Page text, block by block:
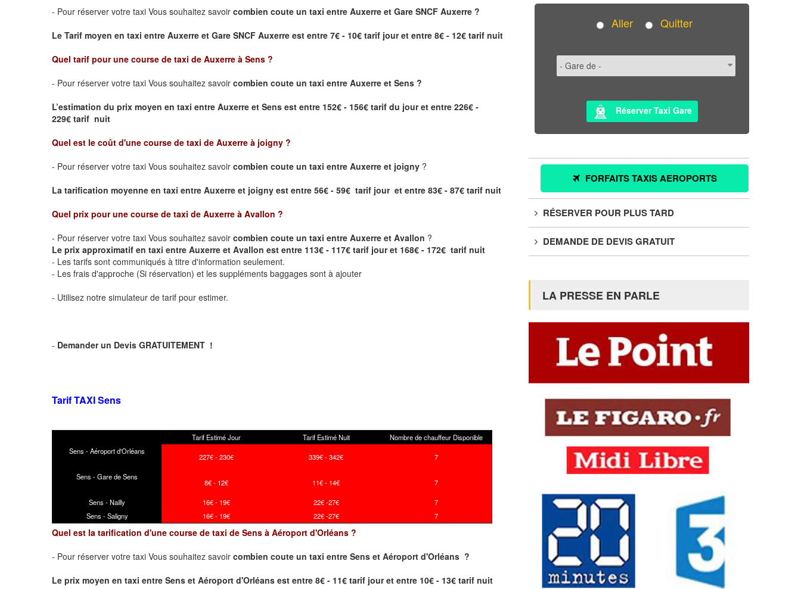
- Pour réserver votre taxi Vous souhaitez savoir combien coute un taxi entre Auxerre et Gare SNCF Auxerre ?
Le Tarif moyen en taxi entre Auxerre et Gare SNCF Auxerre est entre 7€ - 10€ tarif jour et entre 8€ - 12€ tarif nuit
Quel tarif pour une course de taxi de Auxerre à Sens ?
- Pour réserver votre taxi Vous souhaitez savoir combien coute un taxi entre Auxerre et Sens ?
L’estimation du prix moyen en taxi entre Auxerre et Sens est entre 152€ - 156€ tarif du jour et entre 226€ -
229€ tarif nuit
Quel est le coût d'une course de taxi de Auxerre à joigny ?
- Pour réserver votre taxi Vous souhaitez savoir combien coute un taxi entre Auxerre et joigny ?
La tarification moyenne en taxi entre Auxerre et joigny est entre 56€ - 59€ tarif jour et entre 83€ - 87€ tarif nuit
Quel prix pour une course de taxi de Auxerre à Avallon ?
- Pour réserver votre taxi Vous souhaitez savoir combien coute un taxi entre Auxerre et Avallon ?
Le prix approximatif en taxi entre Auxerre et Avallon est entre 113€ - 117€ tarif jour et 168€ - 172€ tarif nuit
- Les tarifs sont communiqués à titre d'information seulement.
- Les frais d'approche (Si réservation) et les suppléments baggages sont à ajouter
- Utilisez notre simulateur de tarif pour estimer.
- Demander un Devis GRATUITEMENT !
Tarif TAXI Sens
Tarif Estimé Jour Tarif Estimé Nuit
Nombre de chauffeur Disponible
Sens - Aéroport d'Orléans
227€ - 230€ 339€ - 342€ 7
Sens - Gare de Sens
8€ - 12€ 11€ - 14€ 7
Sens - Nailly 16€ - 19€ 22€ -27€
7
Sens - Saligny
16€ - 19€ 22€ -27€ 7
Quel est la tarification d'une course de taxi de Sens à Aéroport d'Orléans ?
- Pour réserver votre taxi Vous souhaitez savoir combien coute un taxi entre Sens et Aéroport d'Orléans ?
Le prix moyen en taxi entre Sens et Aéroport d'Orléans est entre 8€ - 11€ tarif jour et entre 10€ - 13€ tarif nuit
Aller Quitter
Réserver Taxi Gare
FORFAITS TAXIS AEROPORTS
RÉSERVER POUR PLUS TARD
DEMANDE DE DEVIS GRATUIT
LA PRESSE EN PARLE